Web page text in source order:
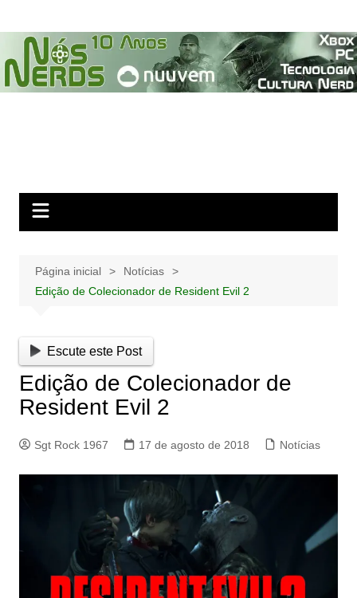
para
conteúdo
Página inicial
Notícias
Edição de Colecionador de Resident Evil 2
Escute este Post
Edição de Colecionador de
Resident Evil 2
Sgt Rock 1967 17 de agosto de 2018 Notícias